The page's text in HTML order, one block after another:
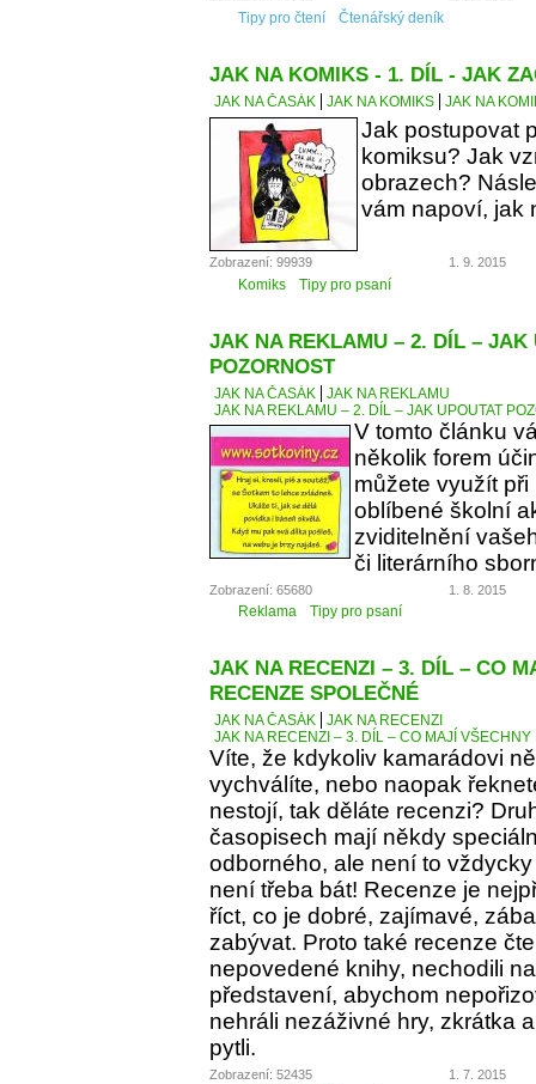
Tipy pro čtení Čtenářský deník
JAK NA KOMIKS - 1. DÍL - JAK
JAK NA ČASÁK JAK NA KOMIKS JAK NA
Jak postupovat
komiksu? Jak
obrazech?
vám napoví, jak
Zobrazení: 99939 1. 9. 2015
Komiks Tipy pro psaní
JAK NA REKLAMU – 2. DÍL – JAK
POZORNOST
JAK NA ČASÁK
JAK NA REKLAMU
JAK NA REKLAMU – 2. DÍL – JAK UPOUTAT
V tomto článku
několik forem
můžete využít
oblíbené školní
zviditelnění
či literárního
Zobrazení: 65680 1. 8. 2015
Reklama Tipy pro psaní
JAK NA RECENZI – 3. DÍL – CO
RECENZE SPOLEČNÉ
JAK NA ČASÁK
JAK NA RECENZI
JAK NA RECENZI – 3. DÍL – CO MAJÍ
Víte, že kdykoliv kamarádovi
vychválíte, nebo naopak
nestojí, tak děláte recenzi?
časopisech mají někdy
odborného, ale není to
není třeba bát! Recenze je
říct, co je dobré, zajímavé,
zabývat. Proto také recenze
nepovedené knihy, nechodili
představení, abychom
nehráli nezáživné hry, zkrátka
pytli.
Zobrazení: 52435 1. 7. 2015